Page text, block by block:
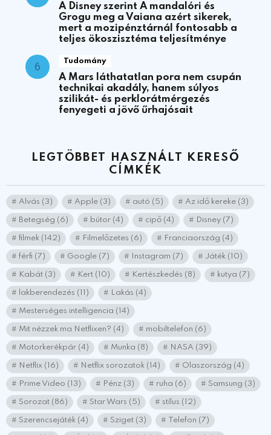
A Disney szerint A mandalóri és
Grogu meg a Vaiana azért sikerek,
mert a mozipénztárnál fontosabb a
teljes ökoszisztéma teljesítménye
Tudomány
A Mars láthatatlan pora nem csupán
technikai akadály, hanem súlyos
szilikát- és perklorátmérgezés
fenyegeti a jövő űrhajósait
LEGTÖBBET HASZNÁLT KERESŐ
CÍMKÉK
Alvás (3) Apple (3) autó (5) Az idő kereke (3)
Betegség (6) bútor (4) cipő (4) Disney (7)
filmek (142) Filmelőzetes (6) Franciaország (4)
férfi (7) Google (7) Instagram (7) Játék (10)
Kabát (3) Kert (10) Kertészkedés (8) kutya (7)
lakberendezés (11) Lakás (4)
Mesterséges intelligencia (14)
Mit nézzek ma Netflixen? (4) mobiltelefon (6)
Motorkerékpár (4) Munka (8) NASA (39)
Netflix (16) Netflix sorozatok (14) Olaszország (4)
Prime Video (13) Pénz (3) ruha (6) Samsung (3)
Sorozat (86) Star Wars (5) stílus (12)
Szerencsejáték (4) Sziget (3) Telefon (7)